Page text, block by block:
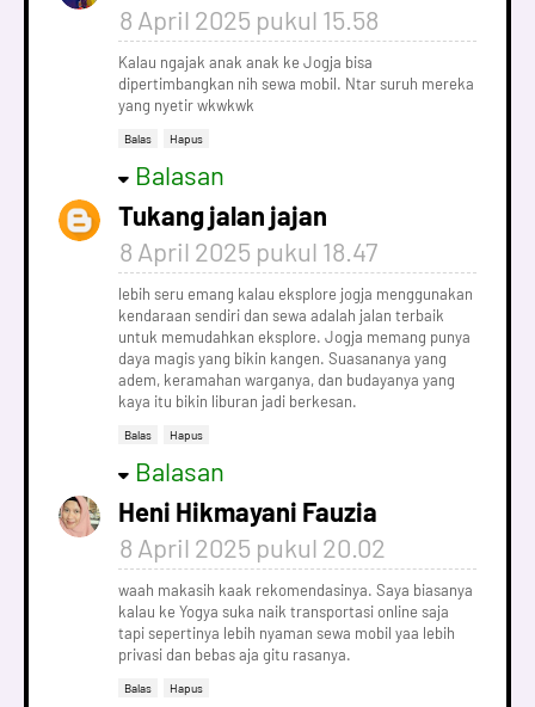
8 April 2025 pukul 15.58
Kalau ngajak anak anak ke Jogja bisa
dipertimbangkan nih sewa mobil. Ntar suruh mereka
yang nyetir wkwkwk
Balas Hapus
Balasan
Tukang jalan jajan
8 April 2025 pukul 18.47
lebih seru emang kalau eksplore jogja menggunakan
kendaraan sendiri dan sewa adalah jalan terbaik
untuk memudahkan eksplore. Jogja memang punya
daya magis yang bikin kangen. Suasananya yang
adem, keramahan warganya, dan budayanya yang
kaya itu bikin liburan jadi berkesan.
Balas Hapus
Balasan
Heni Hikmayani Fauzia
8 April 2025 pukul 20.02
waah makasih kaak rekomendasinya. Saya biasanya
kalau ke Yogya suka naik transportasi online saja
tapi sepertinya lebih nyaman sewa mobil yaa lebih
privasi dan bebas aja gitu rasanya.
Balas Hapus